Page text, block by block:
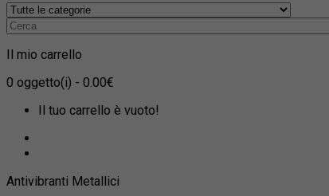
Il mio carrello
0 oggetto(i) - 0.00€
Il tuo carrello è vuoto!
Antivibranti Metallici